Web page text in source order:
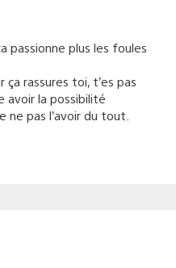
passionne plus les foules
ça rassures toi, t’es pas
avoir la possibilité
ne pas l’avoir du tout.